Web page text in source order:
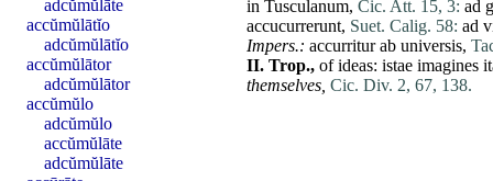
in Tusculanum, Cic. Att. 15, 3: ad
accucurrerunt, Suet. Calig. 58: ad
Impers.: accurriturab universis,
II. Trop., ofideas: istae imagines
themselves, Cic. Div. 2, 67, 138.
adcŭmŭlāte
accŭmŭlātĭo
adcŭmŭlātĭo
accŭmŭlātor
adcŭmŭlātor
accŭmŭlo
adcŭmŭlo
accŭmŭlāte
adcŭmŭlāte